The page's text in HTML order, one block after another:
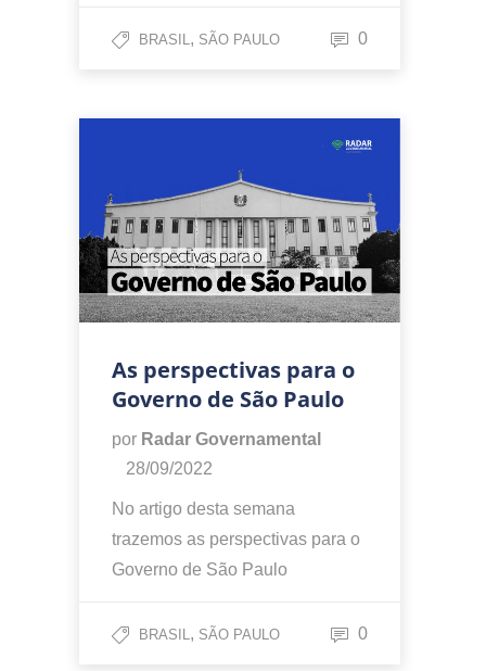
BRASIL, SÃO PAULO 0
As perspectivas para o
Governo de São Paulo
por Radar Governamental
28/09/2022
No artigo desta semana
trazemos as perspectivas para o
Governo de São Paulo
BRASIL, SÃO PAULO 0